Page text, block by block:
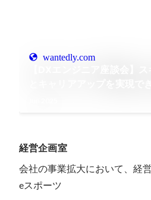
wantedly.com
経営企画室
会社の事業拡大において、経
eスポーツ